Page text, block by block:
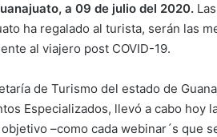
a 09 de julio del 2020.
ha regalado al turista, serán las
al viajero post COVID-19.
de Turismo del estado de
Especializados, llevó a cabo hoy
–como cada webinar´s que